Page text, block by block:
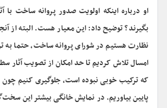
او درباره اینکه اولویت صدور پروانه ساخت با
بگیرند؟ توضیح داد: این معیار هست. البته از
نظارت هستیم در شورای پروانه ساخت، حتما
امسال تلاش کردیم تا حد امکان از تصویب آثار
که ترکیب خوبی نبوده است، جلوگیری کنیم چون
پایین بیاوریم. در نمایش خانگی بیشتر این